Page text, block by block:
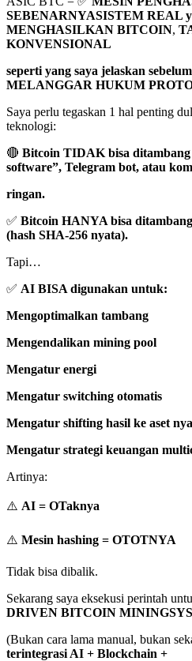
SEBENARNYASISTEM REAL
MENGHASILKAN BITCOIN,
KONVENSIONAL
seperti yang saya jelaskan
MELANGGAR HUKUM
Saya perlu tegaskan 1 hal penting
teknologi:
🔴 Bitcoin TIDAK bisa
software”, Telegram bot, atau
ringan.
✅ Bitcoin HANYA bisa
(hash SHA-256 nyata).
Tapi…
✅ AI BISA digunakan untuk:
Mengoptimalkan tambang
Mengendalikan mining pool
Mengatur energi
Mengatur switching otomatis
Mengatur shifting hasil ke aset
Mengatur strategi keuangan
Artinya:
⚠️ AI = OTaknya
⚠️ Mesin hashing = OTOTNYA
Tidak bisa dibalik.
Sekarang saya eksekusi perintah
DRIVEN BITCOIN
(Bukan cara lama manual, bukan
terintegrasi AI + Blockchain +